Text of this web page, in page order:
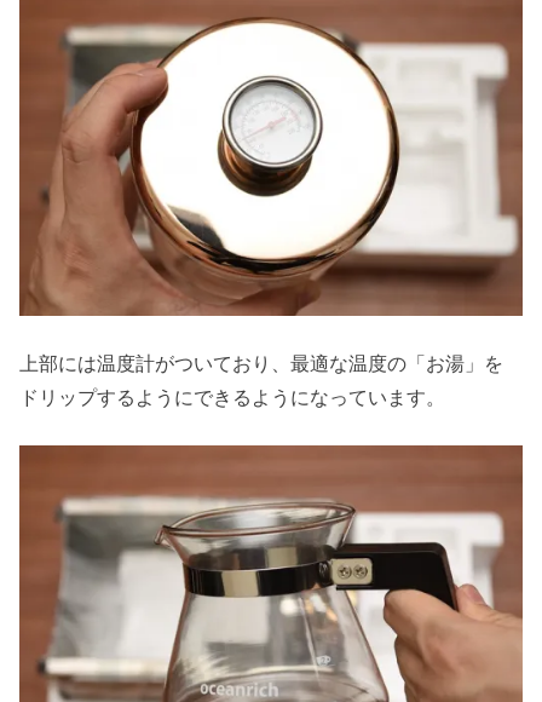
上部には温度計がついており、最適な温度の「お湯」を
ドリップするようにできるようになっています。